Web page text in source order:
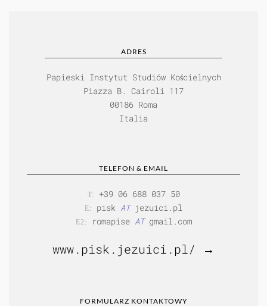
ADRES
Papieski Instytut Studiów Kościelnych
Piazza B. Cairoli 117
00186 Roma
Italia
TELEFON & EMAIL
T: +39 06 688 037 50
E: pisk AT jezuici.pl
E2: romapise AT gmail.com
www.pisk.jezuici.pl/ →
FORMULARZ KONTAKTOWY